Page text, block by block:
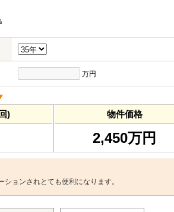
万円
) 物件価格
2,450万円
ョンされとても便利になります。